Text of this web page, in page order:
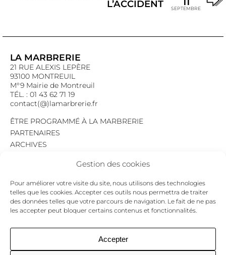
Gestion des cookies
Pour améliorer votre visite du site, nous utilisons des technologies
telles que les cookies. Accepter ces outils nous permettra de traiter
des données telles que votre parcours de navigation. Le fait de ne pas
les accepter peut bloquer certains contenus et fonctionnalités.
Accepter
L’ACCIDENT SEPTEMBRE
LA MARBRERIE
21 RUE ALEXIS LEPÈRE
93100 MONTREUIL
M°9 Mairie de Montreuil
TÉL. : 01 43 62 71 19
contact(@)lamarbrerie.fr
ÊTRE PROGRAMMÉ À LA MARBRERIE
PARTENAIRES
ARCHIVES
MENTIONS LÉGALES
POLITIQUE DE CONFIDENTIALITÉ
COOKIES
NEWSLETTER
pour ne jamais passer à côté d’un événement.